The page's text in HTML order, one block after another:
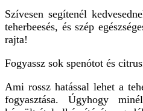
Szívesen segítenél
teherbeesés, és szép
rajta!
Fogyassz sok spenótot és
Ami rossz hatással lehet a
fogyasztása. Úgyhogy